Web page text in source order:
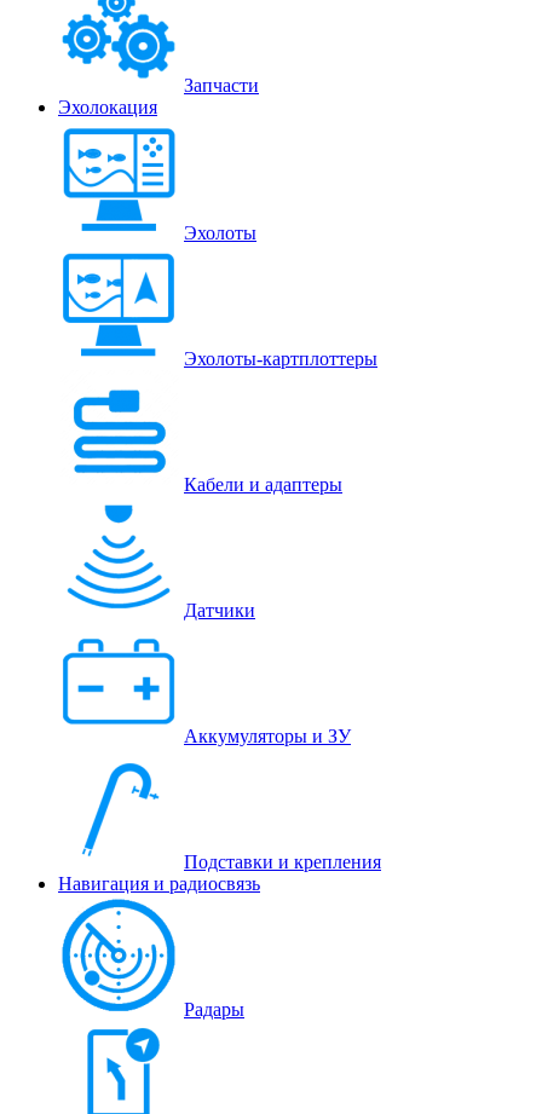
Запчасти
Эхолокация
Эхолоты
Эхолоты-картплоттеры
Кабели и адаптеры
Датчики
Аккумуляторы и ЗУ
Подставки и крепления
Навигация и радиосвязь
Радары